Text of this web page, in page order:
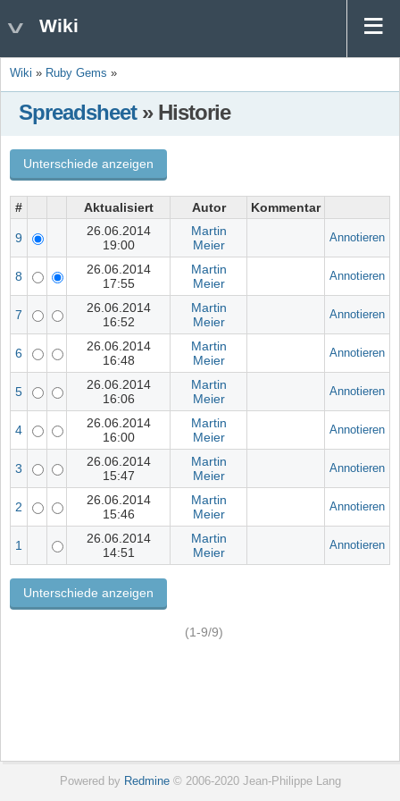
Wiki
Wiki » Ruby Gems »
Spreadsheet» Historie
# Aktualisiert Autor Kommentar
9
26.06.2014
19:00
Martin
Meier
Annotieren
8
26.06.2014
17:55
Martin
Meier
Annotieren
7
26.06.2014
16:52
Martin
Meier
Annotieren
6
26.06.2014
16:48
Martin
Meier
Annotieren
5
26.06.2014
16:06
Martin
Meier
Annotieren
4
26.06.2014
16:00
Martin
Meier
Annotieren
3
26.06.2014
15:47
Martin
Meier
Annotieren
2
26.06.2014
15:46
Martin
Meier
Annotieren
1
26.06.2014
14:51
Martin
Meier
Annotieren
(1-9/9)
Powered by Redmine© 2006-2020 Jean-Philippe Lang